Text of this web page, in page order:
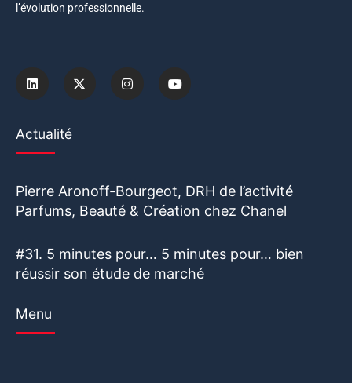
l’évolution professionnelle.
Actualité
Pierre Aronoff-Bourgeot, DRH de l’activité
Parfums, Beauté & Création chez Chanel
#31. 5 minutes pour… 5 minutes pour… bien
réussir son étude de marché
Menu